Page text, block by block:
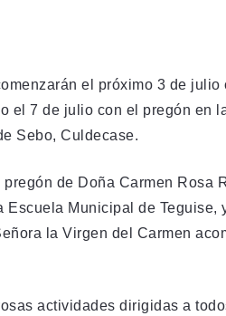
el próximo 3 de
el 7 de julio con el pregón en
Sebo, Culdecase.
de Doña Carmen Rosa
Municipal de Teguise,
la Virgen del Carmen
actividades dirigidas a